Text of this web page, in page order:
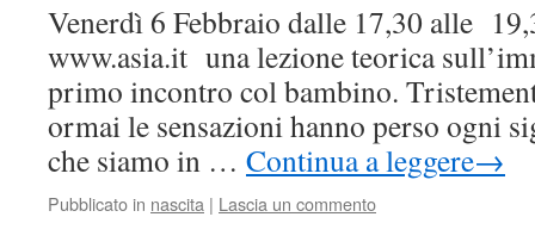
Venerdì 6 Febbraio dalle 17,30 alle
www.asia.it una lezione teorica
primo incontro col bambino.
ormai le sensazioni hanno perso ogni
che siamo in … Continua a leggere→
Pubblicato in nascita | Lascia un commento